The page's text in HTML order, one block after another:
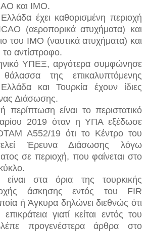
και ΙΜΟ.
έχει καθορισμένη περιοχή
(αεροπορικά ατυχήματα) και
του ΙΜΟ (ναυτικά ατυχήματα) και
αντίστροφο.
ΥΠΕΞ, αργότερα συμφώνησε
της επικαλυπτόμενης
και Τουρκία έχουν ίδιες
Διάσωσης.
περίπτωση είναι το περιστατικό
2019 όταν η ΥΠΑ εξέδωσε
Α552/19 ότι το Κέντρο του
Έρευνα Διάσωσης λόγω
σε περιοχή, που φαίνεται στο
στα όρια της τουρκικής
άσκησης εντός του FIR
ή Άγκυρα δηλώνει διεθνώς ότι
γιατί κείται εντός του
προγενέστερα άρθρα στο